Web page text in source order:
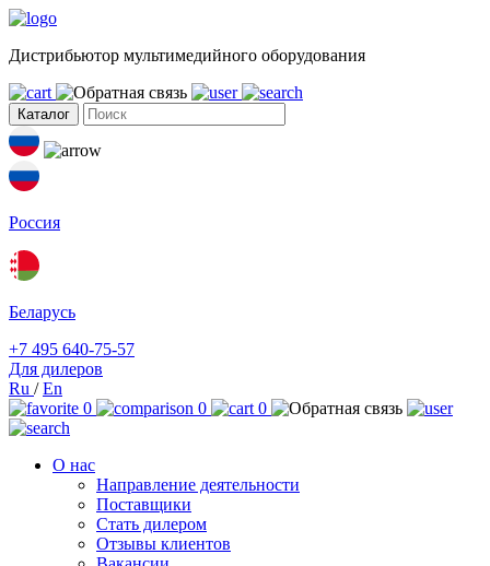
Дистрибьютор мультимедийного оборудования
Каталог
Россия
Беларусь
+7 495 640-75-57
Для дилеров
Ru /En
0
0 0
О нас
Направление деятельности
Поставщики
Стать дилером
Отзывы клиентов